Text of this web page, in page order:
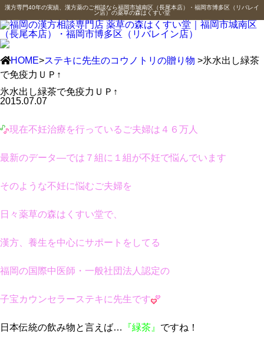
漢方専門40年の実績、漢方薬のご相談なら福岡市城南区（長尾本店）・福岡市博多区（リバレイ
ン店）の薬草の森はくすい堂
HOME>ステキに先生のコウノトリの贈り物 >氷水出し緑茶
で免疫力ＵＰ↑
氷水出し緑茶で免疫力ＵＰ↑
2015.07.07
現在不妊治療を行っているご夫婦は４６万人
最新のデータ―では７組に１組が不妊で悩んでいます
そのような不妊に悩むご夫婦を
日々薬草の森はくすい堂で、
漢方、養生を中心にサポートをしてる
福岡の国際中医師・一般社団法人認定の
子宝カウンセラーステキに先生です
日本伝統の飲み物と言えば… 『緑茶』 ですね！